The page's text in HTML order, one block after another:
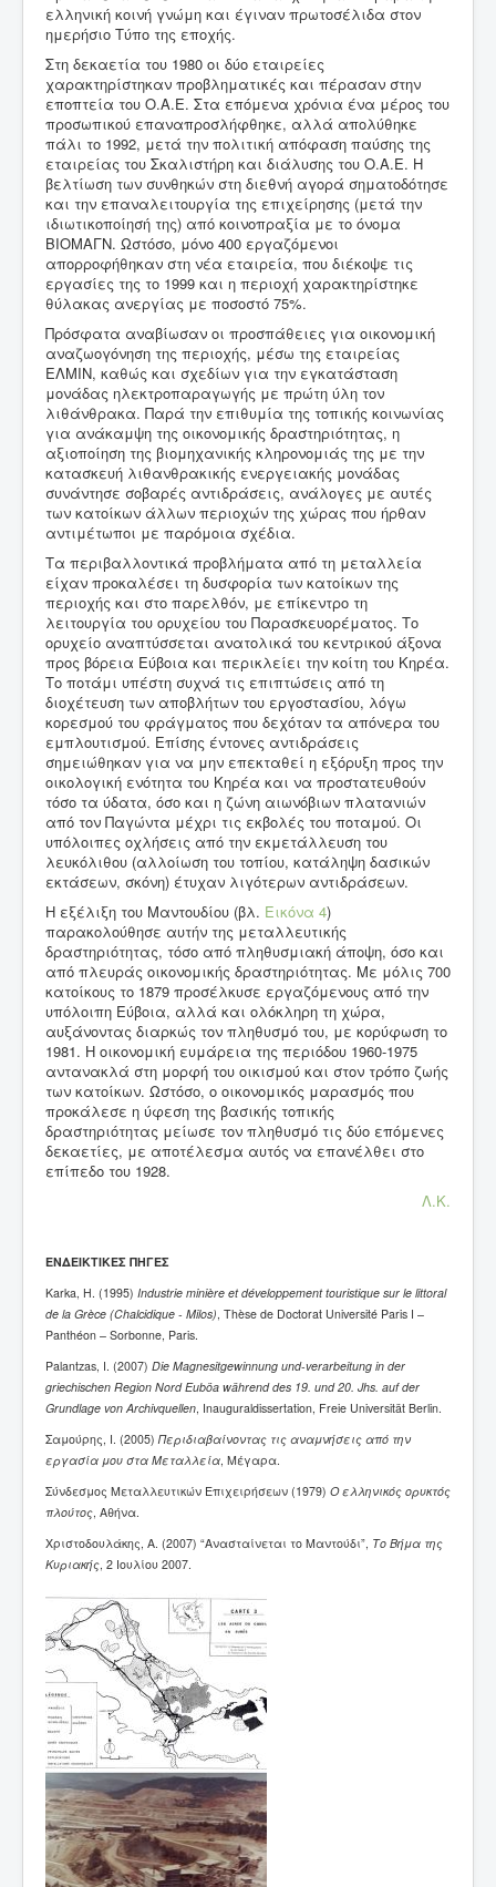
ελληνική κοινή γνώμη και έγιναν πρωτοσέλιδα στον
ημερήσιο Τύπο της εποχής.
Στη δεκαετία του 1980 οι δύο εταιρείες
χαρακτηρίστηκαν προβληματικές και πέρασαν στην
εποπτεία του Ο.Α.Ε. Στα επόμενα χρόνια ένα μέρος του
προσωπικού επαναπροσλήφθηκε, αλλά απολύθηκε
πάλι το 1992, μετά την πολιτική απόφαση παύσης της
εταιρείας του Σκαλιστήρη και διάλυσης του Ο.Α.Ε. Η
βελτίωση των συνθηκών στη διεθνή αγορά σηματοδότησε
και την επαναλειτουργία της επιχείρησης (μετά την
ιδιωτικοποίησή της) από κοινοπραξία με το όνομα
ΒΙΟΜΑΓΝ. Ωστόσο, μόνο 400 εργαζόμενοι
απορροφήθηκαν στη νέα εταιρεία, που διέκοψε τις
εργασίες της το 1999 και η περιοχή χαρακτηρίστηκε
θύλακας ανεργίας με ποσοστό 75%.
Πρόσφατα αναβίωσαν οι προσπάθειες για οικονομική
αναζωογόνηση της περιοχής, μέσω της εταιρείας
ΕΛΜΙΝ, καθώς και σχεδίων για την εγκατάσταση
μονάδας ηλεκτροπαραγωγής με πρώτη ύλη τον
λιθάνθρακα. Παρά την επιθυμία της τοπικής κοινωνίας
για ανάκαμψη της οικονομικής δραστηριότητας, η
αξιοποίηση της βιομηχανικής κληρονομιάς της με την
κατασκευή λιθανθρακικής ενεργειακής μονάδας
συνάντησε σοβαρές αντιδράσεις, ανάλογες με αυτές
των κατοίκων άλλων περιοχών της χώρας που ήρθαν
αντιμέτωποι με παρόμοια σχέδια.
Τα περιβαλλοντικά προβλήματα από τη μεταλλεία
είχαν προκαλέσει τη δυσφορία των κατοίκων της
περιοχής και στο παρελθόν, με επίκεντρο τη
λειτουργία του ορυχείου του Παρασκευορέματος. Το
ορυχείο αναπτύσσεται ανατολικά του κεντρικού άξονα
προς βόρεια Εύβοια και περικλείει την κοίτη του Κηρέα.
Το ποτάμι υπέστη συχνά τις επιπτώσεις από τη
διοχέτευση των αποβλήτων του εργοστασίου, λόγω
κορεσμού του φράγματος που δεχόταν τα απόνερα του
εμπλουτισμού. Επίσης έντονες αντιδράσεις
σημειώθηκαν για να μην επεκταθεί η εξόρυξη προς την
οικολογική ενότητα του Κηρέα και να προστατευθούν
τόσο τα ύδατα, όσο και η ζώνη αιωνόβιων πλατανιών
από τον Παγώντα μέχρι τις εκβολές του ποταμού. Οι
υπόλοιπες οχλήσεις από την εκμετάλλευση του
λευκόλιθου (αλλοίωση του τοπίου, κατάληψη δασικών
εκτάσεων, σκόνη) έτυχαν λιγότερων αντιδράσεων.
Η εξέλιξη του Μαντουδίου (βλ. Εικόνα 4)
παρακολούθησε αυτήν της μεταλλευτικής
δραστηριότητας, τόσο από πληθυσμιακή άποψη, όσο και
από πλευράς οικονομικής δραστηριότητας. Με μόλις 700
κατοίκους το 1879 προσέλκυσε εργαζόμενους από την
υπόλοιπη Εύβοια, αλλά και ολόκληρη τη χώρα,
αυξάνοντας διαρκώς τον πληθυσμό του, με κορύφωση το
1981. Η οικονομική ευμάρεια της περιόδου 1960-1975
αντανακλά στη μορφή του οικισμού και στον τρόπο ζωής
των κατοίκων. Ωστόσο, ο οικονομικός μαρασμός που
προκάλεσε η ύφεση της βασικής τοπικής
δραστηριότητας μείωσε τον πληθυσμό τις δύο επόμενες
δεκαετίες, με αποτέλεσμα αυτός να επανέλθει στο
επίπεδο του 1928.
Λ.Κ.
ΕΝΔΕΙΚΤΙΚΕΣ ΠΗΓΕΣ
Karka, H. (1995) Ιndustrie minière et développement touristique sur le littoral
de la Grèce (Chalcidique - Milos), Thèse de Doctorat Université Paris I –
Panthéon – Sorbonne, Paris.
Palantzas, I. (2007) Die Magnesitgewinnung und-verarbeitung in der
griechischen Region Nord Euböa während des 19. und 20. Jhs. auf der
Grundlage von Archivquellen, Inauguraldissertation, Freie Universität Berlin.
Σαμούρης, Ι. (2005)Περιδιαβαίνοντας τις αναμνήσεις από την
εργασία μου στα Μεταλλεία, Μέγαρα.
Σύνδεσμος Μεταλλευτικών Επιχειρήσεων (1979) Ο ελληνικός ορυκτός
πλούτος, Αθήνα.
Xριστοδουλάκης, Α. (2007) “Ανασταίνεται το Μαντούδι”, Το Βήμα της
Κυριακής, 2 Ιουλίου 2007.